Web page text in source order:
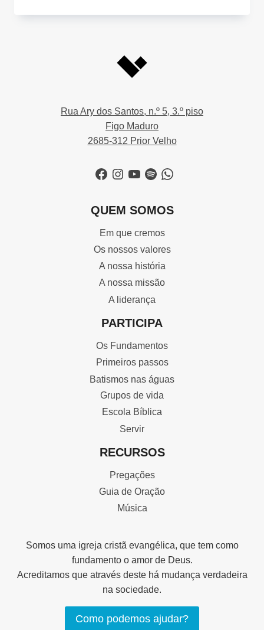
AMOR
Rua Ary dos Santos, n.º 5, 3.º piso
Figo Maduro
2685-312 Prior Velho
Facebook
Instagram
YouTube
SpotifyWhatsApp
QUEM SOMOS
Em que cremos
Os nossos valores
A nossa história
A nossa missão
A liderança
PARTICIPA
Os Fundamentos
Primeiros passos
Batismos nas águas
Grupos de vida
Escola Bíblica
Servir
RECURSOS
Pregações
Guia de Oração
Música
Somos uma igreja cristã evangélica, que tem como
fundamento o amor de Deus.
Acreditamos que através deste há mudança verdadeira
na sociedade.
Como podemos ajudar?